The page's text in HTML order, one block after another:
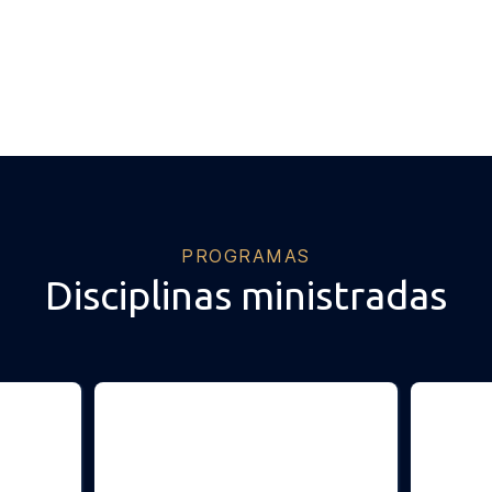
PROGRAMAS
Disciplinas ministradas